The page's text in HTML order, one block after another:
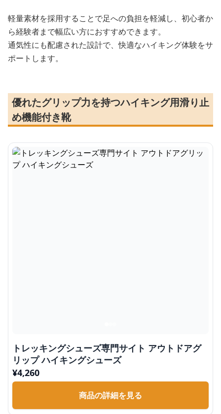
軽量素材を採用することで足への負担を軽減し、初心者か
ら経験者まで幅広い方におすすめできます。
通気性にも配慮された設計で、快適なハイキング体験をサ
ポートします。
優れたグリップ力を持つハイキング用滑り止
め機能付き靴
トレッキングシューズ専門サイト アウトドアグ
リップ ハイキングシューズ
¥4,260
商品の詳細を見る